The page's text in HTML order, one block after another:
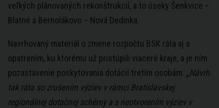
veľkých plánovaných rekonštrukcií, a to úseky Šenkvice –
Blatné a Bernolákovo – Nová Dedinka.
Navrhovaný materiál o zmene rozpočtu BSK ráta aj s
opatrením, ku ktorému už pristúpili viaceré kraje, a je ním
pozastavenie poskytovania dotácií tretím osobám. „Návrh
tak ráta so zrušením výziev v rámci Bratislavskej
regionálnej dotačnej schémy a s neotvorením výziev v